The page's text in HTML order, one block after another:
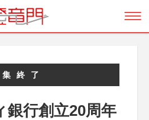
終了
銀行創立20周年